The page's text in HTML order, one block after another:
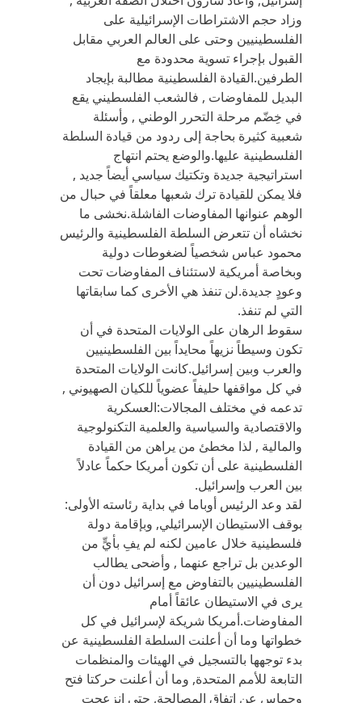
وزاد حجم الاشتراطات الإسرائيلية على
الفلسطينيين وحتى على العالم العربي مقابل
القبول بإجراء تسوية محدودة مع
الطرفين.القيادة الفلسطينية مطالبة بإيجاد
البديل للمفاوضات , فالشعب الفلسطيني يقع
في خِضّم مرحلة التحرر الوطني , وأسئلة
شعبية كثيرة بحاجة إلى ردود من قيادة السلطة
الفلسطينية عليها.والوضع يحتم انتهاج
استراتيجية جديدة وتكتيك سياسي أيضاً جديد ,
فلا يمكن للقيادة ترك شعبها معلقاً في حبال من
الوهم عنوانها المفاوضات الفاشلة.نخشى ما
نخشاه أن تتعرض السلطة الفلسطينية والرئيس
محمود عباس شخصياً لضغوطات دولية
وبخاصة أمريكية لاستئناف المفاوضات تحت
وعودٍ جديدة.لن تنفذ هي الأخرى كما سابقاتها
التي لم تنفذ.
سقوط الرهان على الولايات المتحدة في أن
تكون وسيطاً نزيهاً محايداً بين الفلسطينيين
والعرب وبين إسرائيل.كانت الولايات المتحدة
في كل مواقفها حليفاً عضوياً للكيان الصهيوني ,
تدعمه في مختلف المجالات:العسكرية
والاقتصادية والسياسية والعلمية التكنولوجية
والمالية , لذا مخطئ من يراهن من القيادة
الفلسطينية على أن تكون أمريكا حكماً عادلاً
بين العرب وإسرائيل.
لقد وعد الرئيس أوباما في بداية رئاسته الأولى:
بوقف الاستيطان الإسرائيلي, وبإقامة دولة
فلسطينية خلال عامين لكنه لم يفِ بأيٍّ من
الوعدين بل تراجع عنهما , وأضحى يطالب
الفلسطينيين بالتفاوض مع إسرائيل دون أن
يرى في الاستيطان عائقاً أمام
المفاوضات.أمريكا شريكة لإسرائيل في كل
خطواتها وما أن أعلنت السلطة الفلسطينية عن
بدء توجهها بالتسجيل في الهيئات والمنظمات
التابعة للأمم المتحدة, وما أن أعلنت حركتا فتح
وحماس عن اتفاق المصالحة, حتى انزعجت